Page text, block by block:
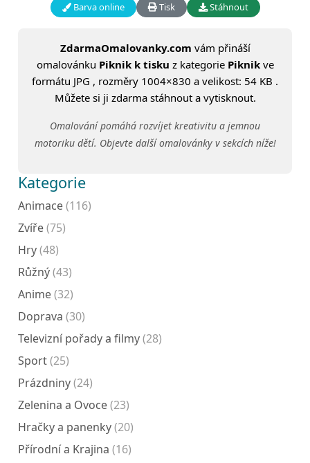
Barva online Tisk Stáhnout
ZdarmaOmalovanky.com vám přináší
omalovánku Piknik k tisku z kategorie Piknikve
formátu JPG , rozměry 1004×830 a velikost: 54 KB .
Můžete si ji zdarma stáhnout a vytisknout.
Omalování pomáhá rozvíjet kreativitu a jemnou
motoriku dětí. Objevte další omalovánky v sekcích níže!
Kategorie
Animace(116)
Zvíře(75)
Hry(48)
Růžný(43)
Anime(32)
Doprava (30)
Televizní pořady a filmy(28)
Sport(25)
Prázdniny(24)
Zelenina a Ovoce(23)
Hračky a panenky(20)
Přírodní a Krajina (16)